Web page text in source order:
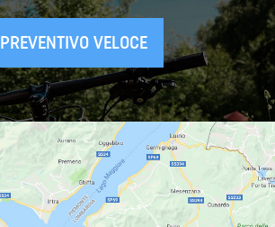
PREVENTIVO VELOCE